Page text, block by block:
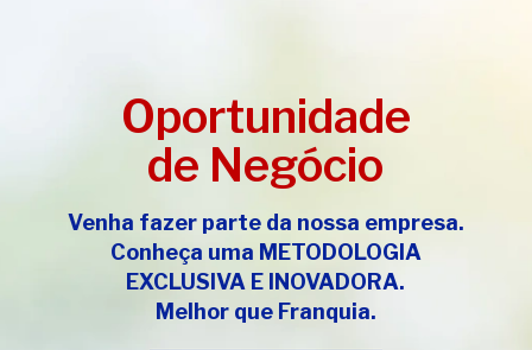
Oportunidade
de Negócio
Venha fazer parte da nossa empresa.
Conheça uma METODOLOGIA
EXCLUSIVA E INOVADORA.
Melhor que Franquia.